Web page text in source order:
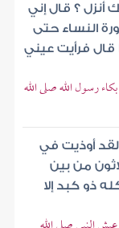
أنزل ؟ قال إني
النساء حتى
فرأيت عيني
رسول الله صلى الله
أوذيت في
من بين
ذو كبد إلا